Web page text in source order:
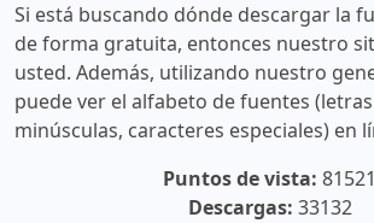
Si está buscando dónde descargar la
de forma gratuita, entonces nuestro
usted. Además, utilizando nuestro
puede ver el alfabeto de fuentes
minúsculas, caracteres especiales) en
Puntos de vista: 81521
Descargas: 33132